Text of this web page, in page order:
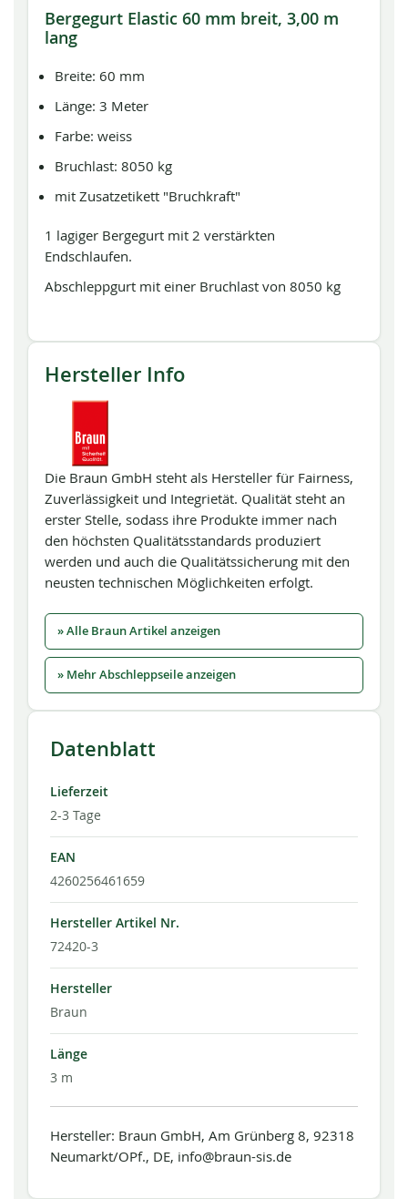
Bergegurt Elastic 60 mm breit, 3,00 m
lang
Breite: 60 mm
Länge: 3 Meter
Farbe: weiss
Bruchlast: 8050 kg
mit Zusatzetikett "Bruchkraft"
1 lagiger Bergegurt mit 2 verstärkten
Endschlaufen.
Abschleppgurt mit einer Bruchlast von 8050 kg
Hersteller Info
Die Braun GmbH steht als Hersteller für Fairness,
Zuverlässigkeit und Integrietät. Qualität steht an
erster Stelle, sodass ihre Produkte immer nach
den höchsten Qualitätsstandards produziert
werden und auch die Qualitätssicherung mit den
neusten technischen Möglichkeiten erfolgt.
» Alle Braun Artikel anzeigen
» Mehr Abschleppseile anzeigen
Datenblatt
Lieferzeit
2-3 Tage
EAN
4260256461659
Hersteller Artikel Nr.
72420-3
Hersteller
Braun
Länge
3 m
Hersteller: Braun GmbH, Am Grünberg 8, 92318
Neumarkt/OPf., DE, info@braun-sis.de